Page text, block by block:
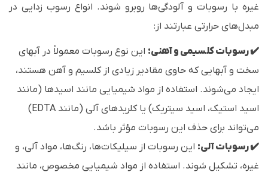
غیره با رسوبات و آلودگی‌ها روبرو شوند. انواع رسوب زدایی در
مبدل‌های حرارتی عبارتند از:
✔️ رسوبات کلسیمی و آهنی: این نوع رسوبات معمولاً در آبهای
سخت و آبهایی که حاوی مقادیر زیادی از کلسیم و آهن هستند،
ایجاد می‌شوند. استفاده از مواد شیمیایی مانند اسیدها (مانند
اسید استیک، اسید سیتریک) یا کلریدهای آلی (مانند EDTA)
می‌تواند برای حذف این رسوبات مؤثر باشد.
✔️ رسوبات آلی: این رسوبات از سیلیکات‌ها، رنگ‌ها، مواد آلی، و
غیره، تشکیل شوند. استفاده از مواد شیمیایی مخصوص، مانند